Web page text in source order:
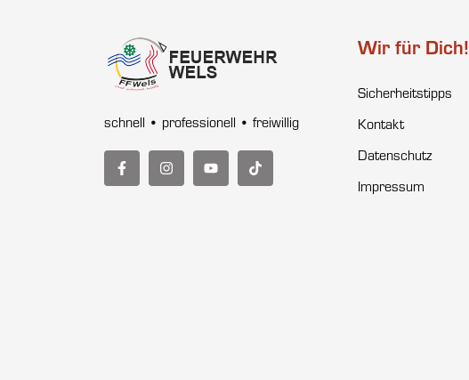
schnell • professionell • freiwillig
Wir für Dich!
Sicherheitstipps
Kontakt
Datenschutz
Impressum